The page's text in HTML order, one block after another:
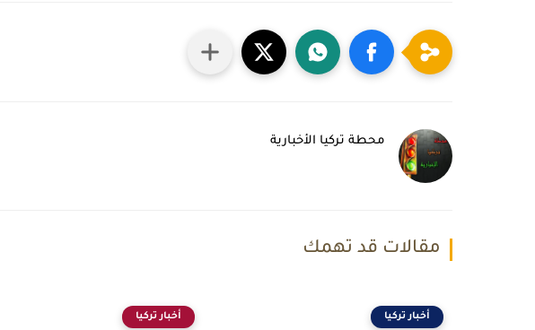
محطة تركيا الأخبارية
مقالات قد تهمك
أخبار تركيا أخبار تركيا